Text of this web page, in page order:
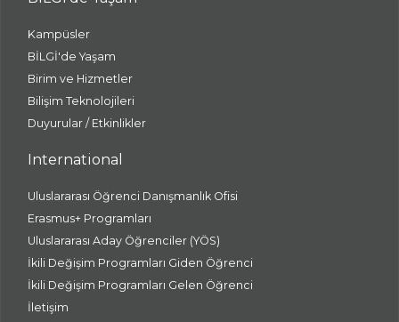
Kampüsler
BİLGİ'de Yaşam
Birim ve Hizmetler
Bilişim Teknolojileri
Duyurular / Etkinlikler
International
Uluslararası Öğrenci Danışmanlık Ofisi
Erasmus+ Programları
Uluslararası Aday Öğrenciler (YÖS)
İkili Değişim Programları Giden Öğrenci
İkili Değişim Programları Gelen Öğrenci
İletişim